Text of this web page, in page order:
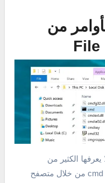
من
الكثير من
المستخدمين وهى فتح شاشة cmd من خلال متصفح